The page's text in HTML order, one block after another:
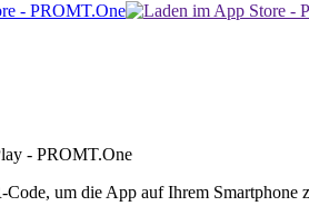
Code, um die App auf Ihrem Smartphone